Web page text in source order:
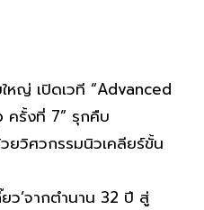
ญ่ เปิดเวที “Advanced
ครั้งที่ 7” รุกคืบ
ยวิศวกรรมนิวเคลียร์ขั้น
ยว’จากตำนาน 32 ปี สู่